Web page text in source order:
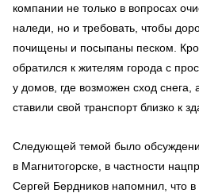
компании не только в вопросах
наледи, но и требовать, чтобы
почищены и посыпаны песком.
обратился к жителям города с
у домов, где возможен сход снега,
ставили свой транспорт близко к
Следующей темой было
в Магнитогорске, в частности
Сергей Бердников напомнил, что в